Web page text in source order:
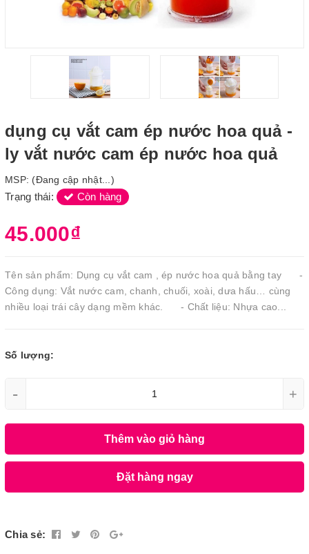
dụng cụ vắt cam ép nước hoa quả -
ly vắt nước cam ép nước hoa quả
MSP: (Đang cập nhật...)
Trạng thái: Còn hàng
45.000₫
Tên sản phẩm: Dụng cụ vắt cam , ép nước hoa quả bằng tay -
Công dụng: Vắt nước cam, chanh, chuối, xoài, dưa hấu… cùng
nhiều loại trái cây dạng mềm khác. - Chất liệu: Nhựa cao...
Số lượng:
- +
Thêm vào giỏ hàng
Đặt hàng ngay
Chia sẻ: